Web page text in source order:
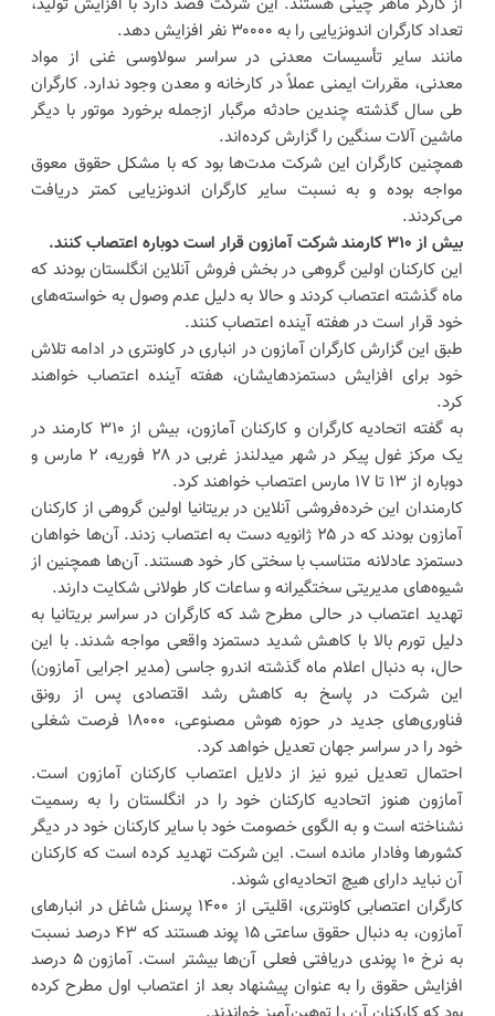
تعداد کارگران اندونزیایی را به ۳۰۰۰۰ نفر افزایش دهد.
مانند سایر تأسیسات معدنی در سراسر سولاوسی غنی از مواد
معدنی، مقررات ایمنی عملاً در کارخانه و معدن وجود ندارد. کارگران
طی سال گذشته چندین حادثه مرگبار ازجمله برخورد موتور با دیگر
ماشین آلات سنگین را گزارش کرده‌اند.
همچنین کارگران این شرکت مدت‌ها بود که با مشکل حقوق معوق
مواجه بوده و به نسبت سایر کارگران اندونزیایی کمتر دریافت
می‌کردند.
بیش از ۳۱۰ کارمند شرکت آمازون قرار است دوباره اعتصاب کنند.
این کارکنان اولین گروهی در بخش فروش آنلاین انگلستان بودند که
ماه گذشته اعتصاب کردند و حالا به دلیل‌ عدم وصول به خواسته‌های
خود قرار است در هفته آینده اعتصاب کنند.
طبق این گزارش کارگران آمازون در انباری در کاونتری در ادامه تلاش
خود برای افزایش دستمزدهایشان، هفته آینده اعتصاب خواهند
کرد.
به گفته اتحادیه کارگران و کارکنان آمازون، بیش از ۳۱۰ کارمند در
یک مرکز غول پیکر در شهر میدلندز غربی در ۲۸ فوریه، ۲ مارس و
دوباره از ۱۳ تا ۱۷ مارس اعتصاب خواهند کرد.
کارمندان این خرده‌فروشی آنلاین در بریتانیا اولین گروهی از کارکنان
آمازون بودند که در ۲۵ ژانویه دست به اعتصاب زدند. آن‌ها خواهان
دستمزد عادلانه متناسب با سختی کار خود هستند. آن‌ها همچنین از
شیوه‌های مدیریتی سختگیرانه و ساعات کار طولانی شکایت دارند.
تهدید اعتصاب در حالی مطرح شد که کارگران در سراسر بریتانیا به
دلیل تورم بالا با کاهش شدید دستمزد واقعی مواجه شدند. با این
حال، به دنبال اعلام ماه گذشته اندرو جاسی (مدیر اجرایی آمازون)
این شرکت در پاسخ به کاهش رشد اقتصادی پس از رونق
فناوری‌های جدید در حوزه هوش مصنوعی، ۱۸۰۰۰ فرصت شغلی
خود را در سراسر جهان تعدیل خواهد کرد.
احتمال تعدیل نیرو نیز از دلایل اعتصاب کارکنان آمازون است.
آمازون هنوز اتحادیه کارکنان خود را در انگلستان را به رسمیت
نشناخته است و به الگوی خصومت خود با سایر کارکنان خود در دیگر
کشورها وفادار مانده است. این شرکت تهدید کرده است که کارکنان
آن نباید دارای هیچ اتحادیه‌ای شوند.
کارگران اعتصابی کاونتری، اقلیتی از ۱۴۰۰ پرسنل شاغل در انبارهای
آمازون، به دنبال حقوق ساعتی ۱۵ پوند هستند که ۴۳ درصد نسبت
به نرخ ۱۰ پوندی دریافتی فعلی آن‌ها بیشتر است. آمازون ۵ درصد
افزایش حقوق را به عنوان پیشنهاد بعد از اعتصاب اول مطرح کرده